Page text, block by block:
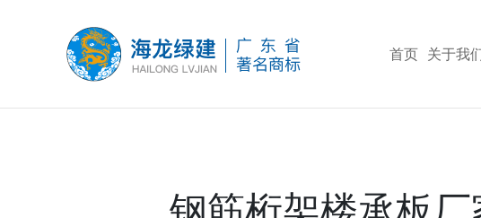
首页 关于我
钢筋桁架楼承板